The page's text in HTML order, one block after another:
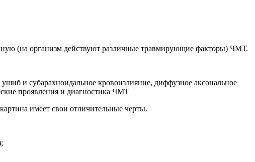
(на организм действуют различные травмирующие факторы) ЧМТ.
и субарахноидальное кровоизлияние, диффузное аксональное
проявления и диагностика ЧМТ
имеет свои отличительные черты.